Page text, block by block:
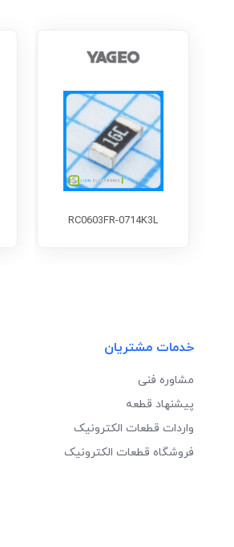
RC0603FR-0714K3L
خدمات مشتریان
مشاوره فنی
پیشنهاد قطعه
واردات قطعات الکترونیک
فروشگاه قطعات الکترونیک